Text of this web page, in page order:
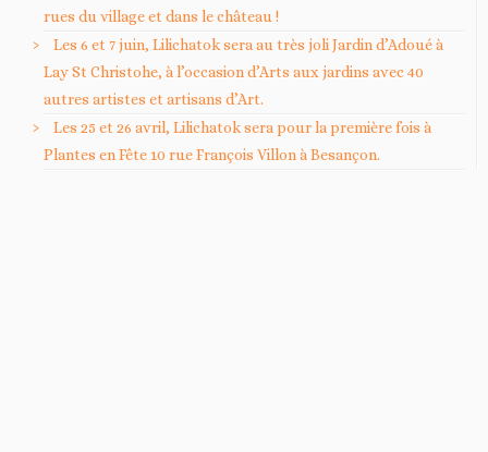
rues du village et dans le château !
Les 6 et 7 juin, Lilichatok sera au très joli Jardin d’Adoué à
Lay St Christohe, à l’occasion d’Arts aux jardins avec 40
autres artistes et artisans d’Art.
Les 25 et 26 avril, Lilichatok sera pour la première fois à
Plantes en Fête 10 rue François Villon à Besançon.